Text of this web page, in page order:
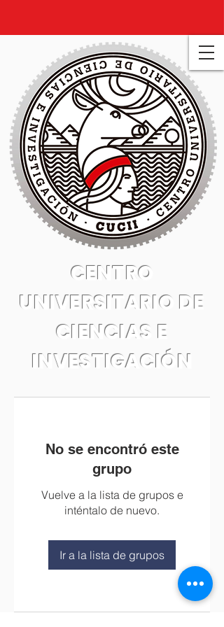
CENTRO
UNIVERSITARIO DE
CIENCIAS E
INVESTIGACIÓN
No se encontró este
grupo
Vuelve a la lista de grupos e
inténtalo de nuevo.
Ir a la lista de grupos